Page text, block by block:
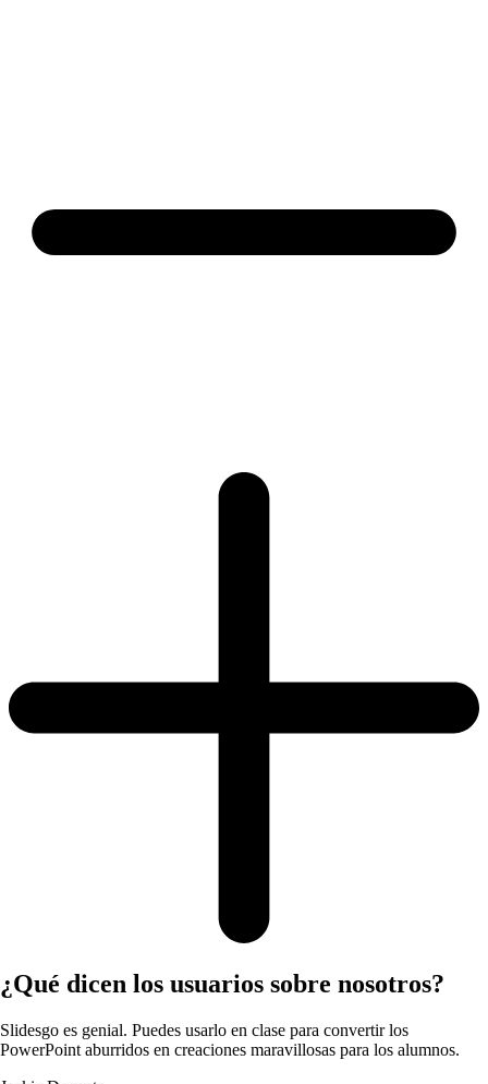
¿Qué dicen los usuarios sobre nosotros?
Slidesgo es genial. Puedes usarlo en clase para convertir los
PowerPoint aburridos en creaciones maravillosas para los alumnos.